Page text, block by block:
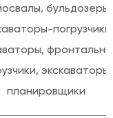
бульдозеры,
погрузчики,
планировщики